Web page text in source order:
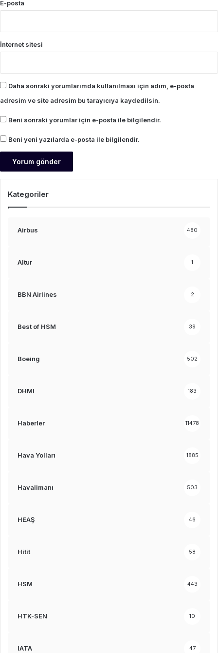
E-posta
İnternet sitesi
Daha sonraki yorumlarımda kullanılması için adım, e-posta
adresim ve site adresim bu tarayıcıya kaydedilsin.
Beni sonraki yorumlar için e-posta ile bilgilendir.
Beni yeni yazılarda e-posta ile bilgilendir.
Kategoriler
Airbus 480
Altur 1
BBN Airlines 2
Best of HSM 39
Boeing 502
DHMI 183
Haberler 11478
Hava Yolları 1885
Havalimanı 503
HEAŞ 46
Hitit 58
HSM 443
HTK-SEN 10
IATA 47